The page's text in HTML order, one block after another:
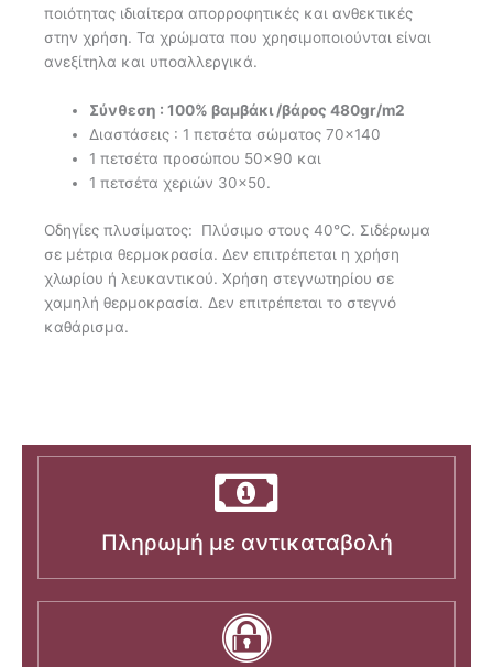
ποιότητας ιδιαίτερα απορροφητικές και ανθεκτικές
στην χρήση. Τα χρώματα που χρησιμοποιούνται είναι
ανεξίτηλα και υποαλλεργικά.
Σύνθεση : 100% βαμβάκι /βάρος 480gr/m2
Διαστάσεις : 1 πετσέτα σώματος 70×140
1 πετσέτα προσώπου 50×90 και
1 πετσέτα χεριών 30×50.
Οδηγίες πλυσίματος: Πλύσιμο στους 40°C. Σιδέρωμα
σε μέτρια θερμοκρασία. Δεν επιτρέπεται η χρήση
χλωρίου ή λευκαντικού. Χρήση στεγνωτηρίου σε
χαμηλή θερμοκρασία. Δεν επιτρέπεται το στεγνό
καθάρισμα.
Πληρωμή με αντικαταβολή